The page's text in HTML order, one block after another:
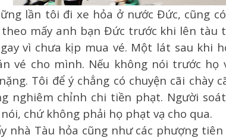
lần tôi đi xe hỏa ở nước Đức, cũng
theo mấy anh bạn Đức trước khi lên tàu
vì chưa kịp mua vé. Một lát sau khi
vé cho mình. Nếu không nói trước họ
Tôi để ý chẳng có chuyện cãi chày
nghiêm chỉnh chi tiền phạt. Người
chứ không phải họ phạt vạ cho qua.
nhà Tàu hỏa cũng như các phượng